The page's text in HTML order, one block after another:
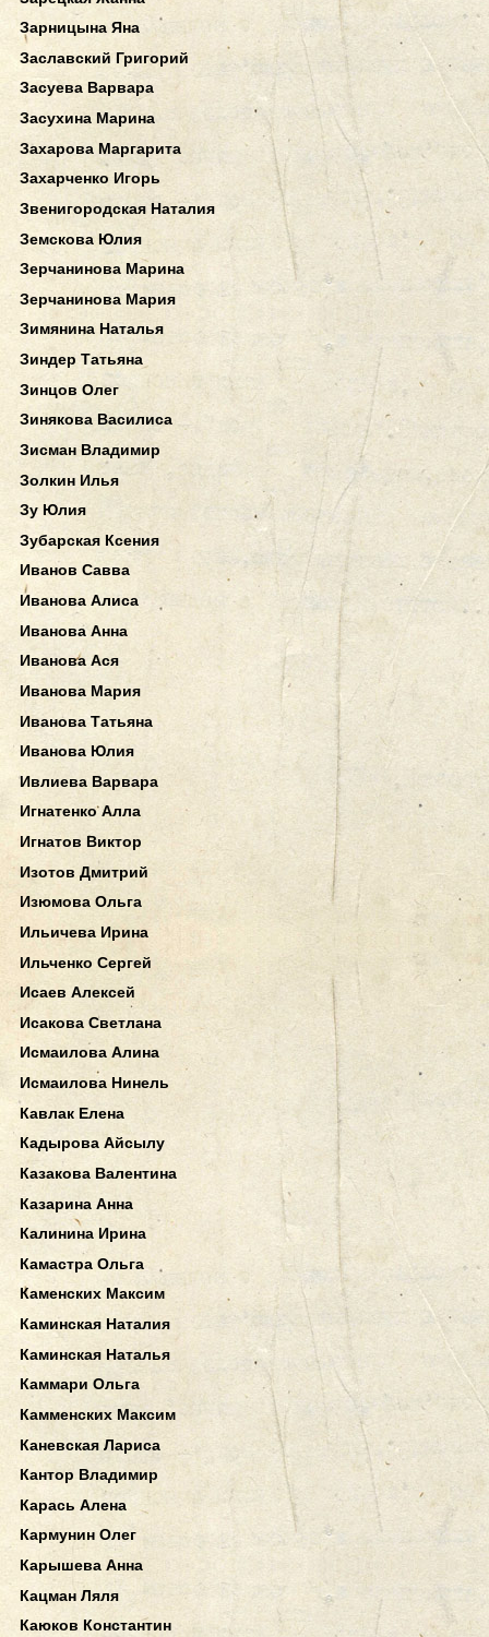
Зарницына Яна
Заславский Григорий
Засуева Варвара
Засухина Марина
Захарова Маргарита
Захарченко Игорь
Звенигородская Наталия
Земскова Юлия
Зерчанинова Марина
Зерчанинова Мария
Зимянина Наталья
Зиндер Татьяна
Зинцов Олег
Зинякова Василиса
Зисман Владимир
Золкин Илья
Зу Юлия
Зубарская Ксения
Иванов Савва
Иванова Алиса
Иванова Анна
Иванова Ася
Иванова Мария
Иванова Татьяна
Иванова Юлия
Ивлиева Варвара
Игнатенко Алла
Игнатов Виктор
Изотов Дмитрий
Изюмова Ольга
Ильичева Ирина
Ильченко Сергей
Исаев Алексей
Исакова Светлана
Исмаилова Алина
Исмаилова Нинель
Кавлак Елена
Кадырова Айсылу
Казакова Валентина
Казарина Анна
Калинина Ирина
Камастра Ольга
Каменских Максим
Каминская Наталия
Каминская Наталья
Каммари Ольга
Камменских Максим
Каневская Лариса
Кантор Владимир
Карась Алена
Кармунин Олег
Карышева Анна
Кацман Ляля
Каюков Константин